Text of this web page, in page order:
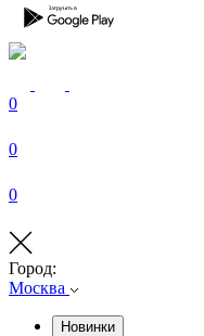
0
0
0
Город:
Москва
Новинки